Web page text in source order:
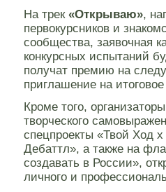
На трек«Открываю»,
первокурсников и
сообщества, заявочная
конкурсных испытаний
получат премию на
приглашение на
Кроме того,
творческого
спецпроекты «Твой Ход
Дебаттл», а также на
создавать в России»,
личного и